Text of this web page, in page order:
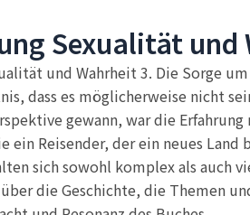
Sexualität und
und Wahrheit 3. Die Sorge
dass es möglicherweise nicht
gewann, war die
ein Reisender, der ein neues
sich sowohl komplex als auch
die Geschichte, die Themen